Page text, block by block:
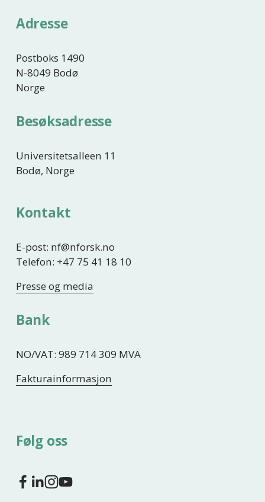
i
e
Adresse
Postboks 1490
N-8049 Bodø
Norge
Besøksadresse
Universitetsalleen 11
Bodø, Norge
Kontakt
E-post: nf@nforsk.no
Telefon: +47 75 41 18 10
Presse og media
Bank
NO/VAT: 989 714 309 MVA
Fakturainformasjon
Følg oss